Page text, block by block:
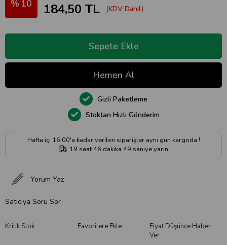
10 184,50 TL (KDV Dahil)
Kritik Stok Favorilere Ekle
Fiyat Düşünce Haber
Ver
Yorum Yaz
Satıcıya Soru Sor
Hafta içi 16:00'a kadar verilen siparişler aynı gün kargoda !
19 saat46 dakika 48 saniyeyarın
Stoktan Hızlı Gönderim
Gizli Paketleme